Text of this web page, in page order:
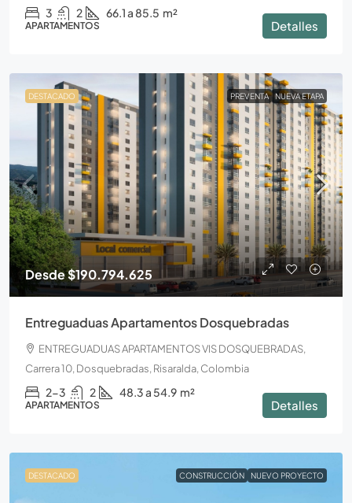
3 2 66.1 a 85.5 m²
APARTAMENTOS Detalles
DESTACADO PREVENTA NUEVA ETAPA
Desde$190.794.625
Entreguaduas Apartamentos Dosquebradas
ENTREGUADUAS APARTAMENTOS VIS DOSQUEBRADAS,
Carrera 10, Dosquebradas, Risaralda, Colombia
2-3 2 48.3 a 54.9 m²
APARTAMENTOS Detalles
DESTACADO CONSTRUCCIÓN NUEVO PROYECTO